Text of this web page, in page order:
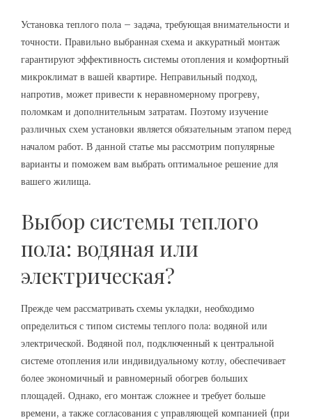
Установка теплого пола – задача, требующая внимательности и
точности. Правильно выбранная схема и аккуратный монтаж
гарантируют эффективность системы отопления и комфортный
микроклимат в вашей квартире. Неправильный подход,
напротив, может привести к неравномерному прогреву,
поломкам и дополнительным затратам. Поэтому изучение
различных схем установки является обязательным этапом перед
началом работ. В данной статье мы рассмотрим популярные
варианты и поможем вам выбрать оптимальное решение для
вашего жилища.
Выбор системы теплого
пола: водяная или
электрическая?
Прежде чем рассматривать схемы укладки, необходимо
определиться с типом системы теплого пола: водяной или
электрической. Водяной пол, подключенный к центральной
системе отопления или индивидуальному котлу, обеспечивает
более экономичный и равномерный обогрев больших
площадей. Однако, его монтаж сложнее и требует больше
времени, а также согласования с управляющей компанией (при